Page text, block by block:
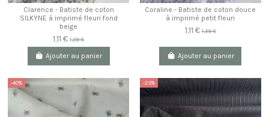
Clarence - Batiste de coton
SILKYNE à imprimé fleuri fond
beige
1,11 €1,39 €
Ajouter au panier
Coraline - Batiste de coton douce
à imprimé petit fleuri
1,11 €1,39 €
Ajouter au panier
-40% -25%